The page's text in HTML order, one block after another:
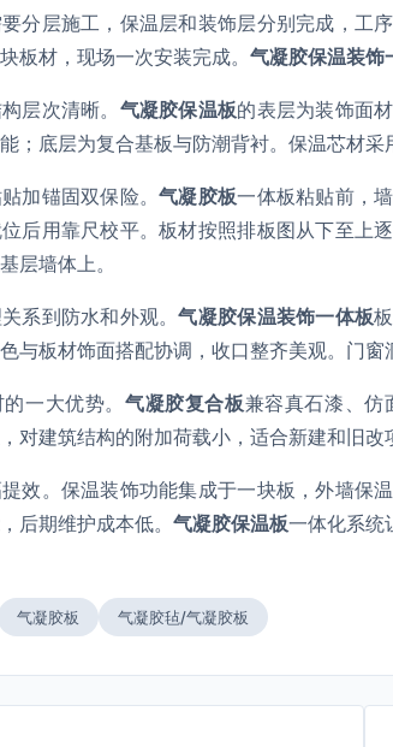
分层施工，保温层和装饰层分别完成，工
板材，现场一次安装完成。 气凝胶保温装饰
层次清晰。 气凝胶保温板的表层为装饰面
；底层为复合基板与防潮背衬。保温芯材采
加锚固双保险。气凝胶板一体板粘贴前，
后用靠尺校平。板材按照排板图从下至上
层墙体上。
系到防水和外观。气凝胶保温装饰一体板
与板材饰面搭配协调，收口整齐美观。门窗
一大优势。 气凝胶复合板兼容真石漆、仿
对建筑结构的附加荷载小，适合新建和旧改
效。保温装饰功能集成于一块板，外墙保
后期维护成本低。 气凝胶保温板一体化系统
气凝胶板 气凝胶毡/气凝胶板